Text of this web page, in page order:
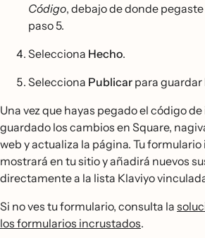
Código, debajo de donde
paso 5.
Selecciona Hecho.
Selecciona Publicar para guardar
Una vez que hayas pegado el código
guardado los cambios en Square,
web y actualiza la página. Tu
mostrará en tu sitio y añadirá nuevos
directamente a la lista Klaviyo
Si no ves tu formulario, consulta la
los formularios incrustados.